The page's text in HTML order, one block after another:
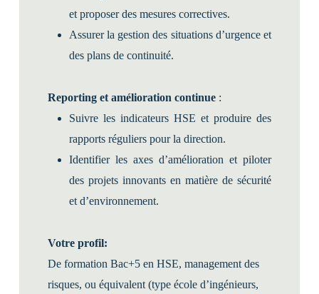
et proposer des mesures correctives.
Assurer la gestion des situations d’urgence et
des plans de continuité.
Reporting et amélioration continue:
Suivre les indicateurs HSE et produire des
rapports réguliers pour la direction.
Identifier les axes d’amélioration et piloter
des projets innovants en matière de sécurité
et d’environnement.
Votre profil:
De formation Bac+5 en HSE, management des
risques, ou équivalent (type école d’ingénieurs,